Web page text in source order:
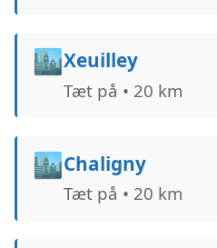
🏙️Xeuilley
Tæt på • 20 km
🏙️Chaligny
Tæt på • 20 km